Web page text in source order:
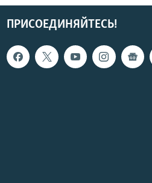
ПРИСОЕДИНЯЙТЕСЬ!